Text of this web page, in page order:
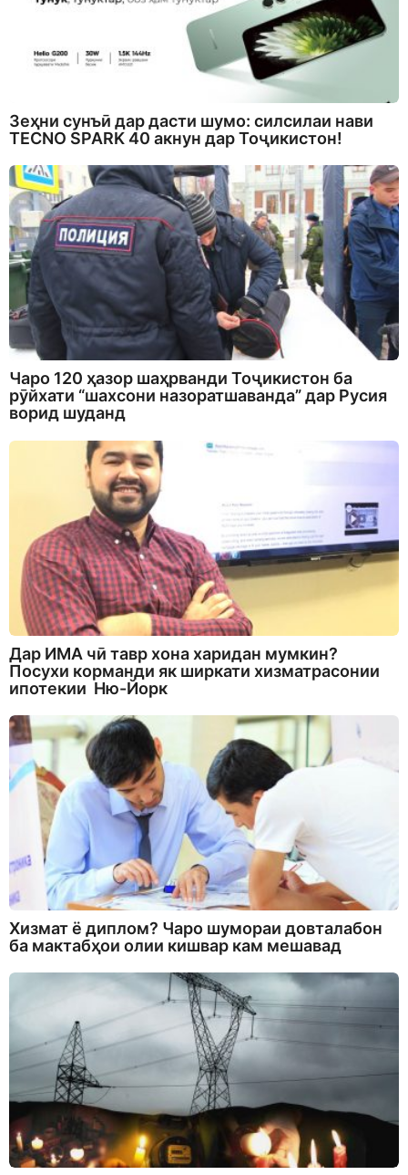
Зеҳни сунъӣ дар дасти шумо: силсилаи нави
TECNO SPARK 40 акнун дар Тоҷикистон!
Чаро 120 ҳазор шаҳрванди Тоҷикистон ба
рӯйхати “шахсони назоратшаванда” дар Русия
ворид шуданд
Дар ИМА чӣ тавр хона харидан мумкин?
Посухи корманди як ширкати хизматрасонии
ипотекии Ню-Йорк
Хизмат ё диплом? Чаро шумораи довталабон
ба мактабҳои олии кишвар кам мешавад